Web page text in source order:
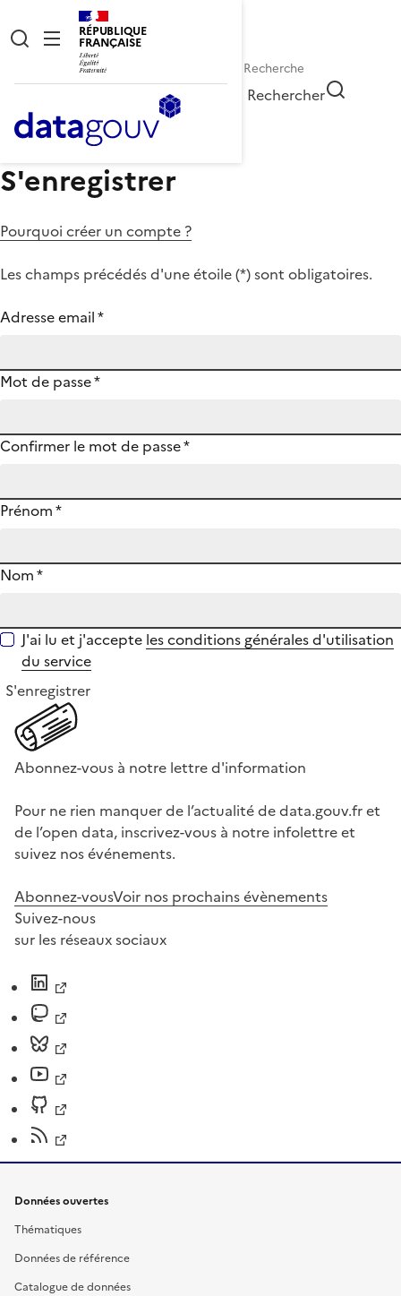
RÉPUBLIQUE
FRANÇAISE
Rechercher
S'enregistrer
Pourquoi créer un compte ?
Les champs précédés d'une étoile (*) sont obligatoires.
Adresse email*
Mot de passe*
Confirmer le mot de passe*
Prénom*
Nom*
J'ai lu et j'accepte les conditions générales d'utilisation
du service
S'enregistrer
Abonnez-vous à notre lettre d'information
Pour ne rien manquer de l’actualité de data.gouv.fr et
de l’open data, inscrivez-vous à notre infolettre et
suivez nos événements.
Abonnez-vousVoir nos prochains évènements
Suivez-nous
sur les réseaux sociaux
Données ouvertes
Thématiques
Données de référence
Catalogue de données